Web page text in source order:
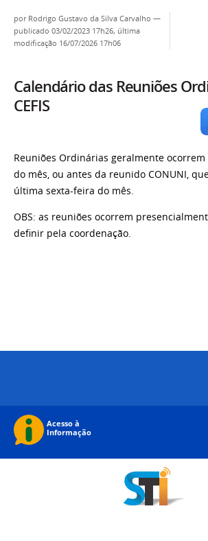
por Rodrigo Gustavo da Silva Carvalho —
publicado 03/02/2023 17h26, última
modificação 16/07/2026 17h06
Calendário das Reuniões
CEFIS
Reuniões Ordinárias geralmente
do mês, ou antes da reunido CONUNI,
última sexta-feira do mês.
OBS: as reuniões ocorrem
definir pela coordenação.